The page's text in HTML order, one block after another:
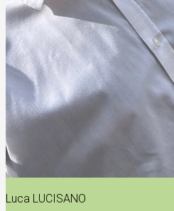
Luca LUCISANO